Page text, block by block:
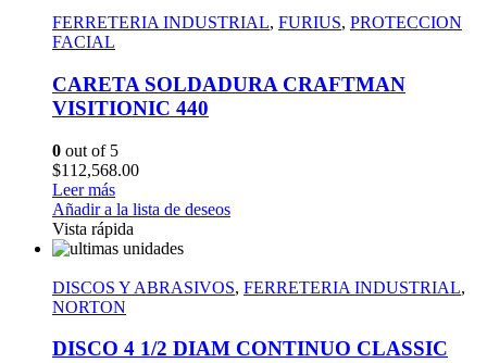
FERRETERIA INDUSTRIAL, FURIUS, PROTECCION
FACIAL
CARETA SOLDADURA CRAFTMAN
VISITIONIC 440
0 out of 5
$112,568.00
Leer más
Añadir a la lista de deseos
Vista rápida
DISCOS Y ABRASIVOS, FERRETERIA INDUSTRIAL,
NORTON
DISCO 4 1/2 DIAM CONTINUO CLASSIC